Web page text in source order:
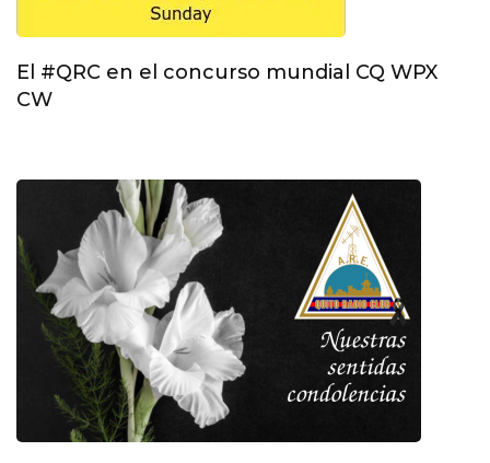
El #QRC en el concurso mundial CQ WPX
CW